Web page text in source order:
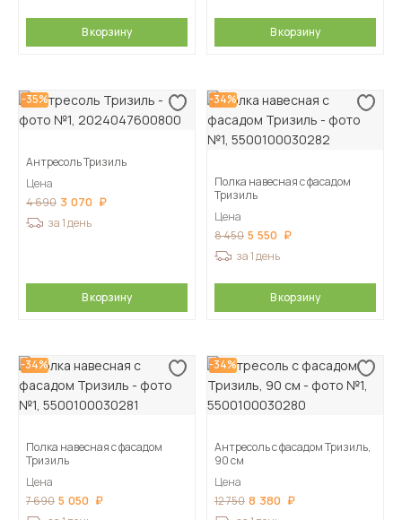
В корзину В корзину
-35%
Антресоль Тризиль
Цена
4 690 3 070
за 1 день
В корзину
-34%
Полка навесная с фасадом
Тризиль
Цена
8 450 5 550
за 1 день
В корзину
-34%
Полка навесная с фасадом
Тризиль
Цена
7 690 5 050
-34%
Антресоль с фасадом Тризиль,
90 см
Цена
12 750 8 380